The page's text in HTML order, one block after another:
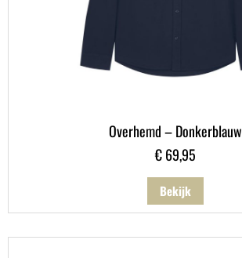
Overhemd – Donkerblauw
€69,95
Bekijk